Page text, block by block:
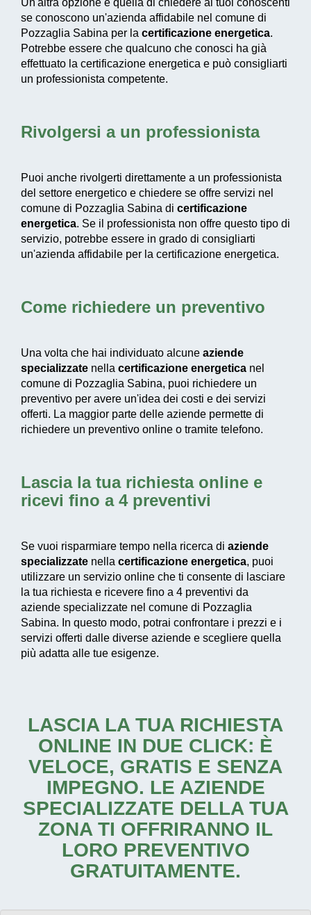
Un'altra opzione è quella di chiedere ai tuoi conoscenti
se conoscono un'azienda affidabile nel comune di
Pozzaglia Sabina per la certificazione energetica.
Potrebbe essere che qualcuno che conosci ha già
effettuato la certificazione energetica e può consigliarti
un professionista competente.
Rivolgersi a un professionista
Puoi anche rivolgerti direttamente a un professionista
del settore energetico e chiedere se offre servizi nel
comune di Pozzaglia Sabina di certificazione
energetica. Se il professionista non offre questo tipo di
servizio, potrebbe essere in grado di consigliarti
un'azienda affidabile per la certificazione energetica.
Come richiedere un preventivo
Una volta che hai individuato alcune aziende
specializzate nella certificazione energetica nel
comune di Pozzaglia Sabina, puoi richiedere un
preventivo per avere un'idea dei costi e dei servizi
offerti. La maggior parte delle aziende permette di
richiedere un preventivo online o tramite telefono.
Lascia la tua richiesta online e
ricevi fino a 4 preventivi
Se vuoi risparmiare tempo nella ricerca di aziende
specializzate nella certificazione energetica, puoi
utilizzare un servizio online che ti consente di lasciare
la tua richiesta e ricevere fino a 4 preventivi da
aziende specializzate nel comune di Pozzaglia
Sabina. In questo modo, potrai confrontare i prezzi e i
servizi offerti dalle diverse aziende e scegliere quella
più adatta alle tue esigenze.
LASCIA LA TUA RICHIESTA
ONLINE IN DUE CLICK: È
VELOCE, GRATIS E SENZA
IMPEGNO. LE AZIENDE
SPECIALIZZATE DELLA TUA
ZONA TI OFFRIRANNO IL
LORO PREVENTIVO
GRATUITAMENTE.